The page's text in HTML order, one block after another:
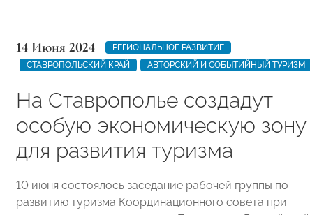
14 Июня 2024
РЕГИОНАЛЬНОЕ РАЗВИТИЕ
СТАВРОПОЛЬСКИЙ КРАЙ
АВТОРСКИЙ И СОБЫТИЙНЫЙ ТУРИЗМ
На Ставрополье создадут
особую экономическую зону
для развития туризма
10 июня состоялось заседание рабочей группы по
развитию туризма Координационного совета при